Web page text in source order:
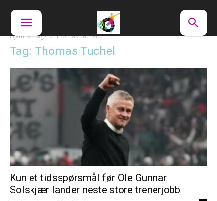
Hjem Tags Thomas Tuchel
Tag: Thomas Tuchel
Kun et tidsspørsmål før Ole Gunnar
Solskjær lander neste store trenerjobb